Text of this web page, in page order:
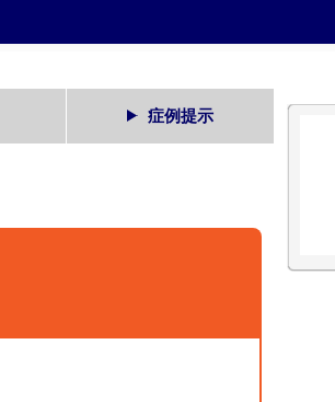
症例提示